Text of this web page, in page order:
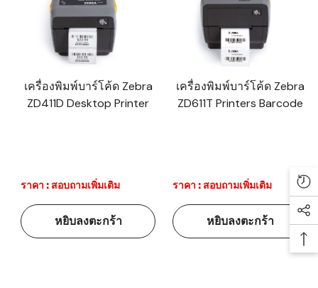
เครื่องพิมพ์บาร์โค้ด Zebra
ZD411D Desktop Printer
ราคา : สอบถามเพิ่มเติม
หยิบลงตะกร้า
เครื่องพิมพ์บาร์โค้ด Zebra
ZD611T Printers Barcode
ราคา : สอบถามเพิ่มเติม
หยิบลงตะกร้า